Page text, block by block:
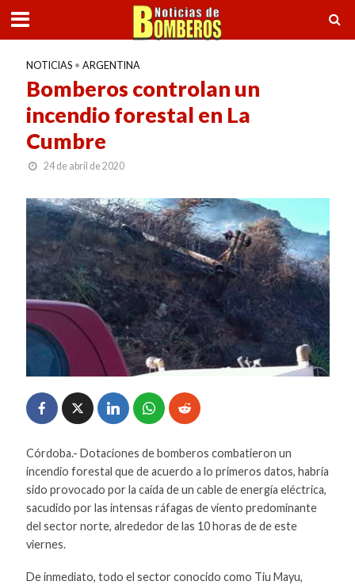
NOTICIAS • ARGENTINA
Bomberos controlan un
incendio forestal en La
Cumbre
24 de abril de 2020
Córdoba.- Dotaciones de bomberos combatieron un
incendio forestal que de acuerdo a lo primeros datos, habría
sido provocado por la caída de un cable de energía eléctrica,
sacudido por las intensas ráfagas de viento predominante
del sector norte, alrededor de las 10 horas de de este
viernes.
De inmediato, todo el sector conocido como Tiu Mayu,